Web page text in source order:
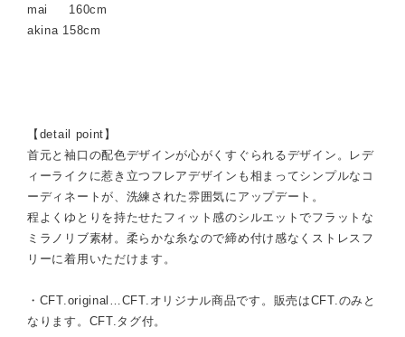
mai 160cm
akina 158cm
【detail point】
首元と袖口の配色デザインが心がくすぐられるデザイン。レデ
ィーライクに惹き立つフレアデザインも相まってシンプルなコ
ーディネートが、洗練された雰囲気にアップデート。
程よくゆとりを持たせたフィット感のシルエットでフラットな
ミラノリブ素材。柔らかな糸なので締め付け感なくストレスフ
リーに着用いただけます。
・CFT.original…CFT.オリジナル商品です。販売はCFT.のみと
なります。CFT.タグ付。